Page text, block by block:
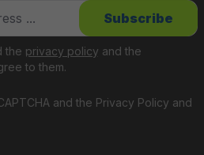
and the Privacy Policy and
the privacy policy and the
to them.
Subscribe